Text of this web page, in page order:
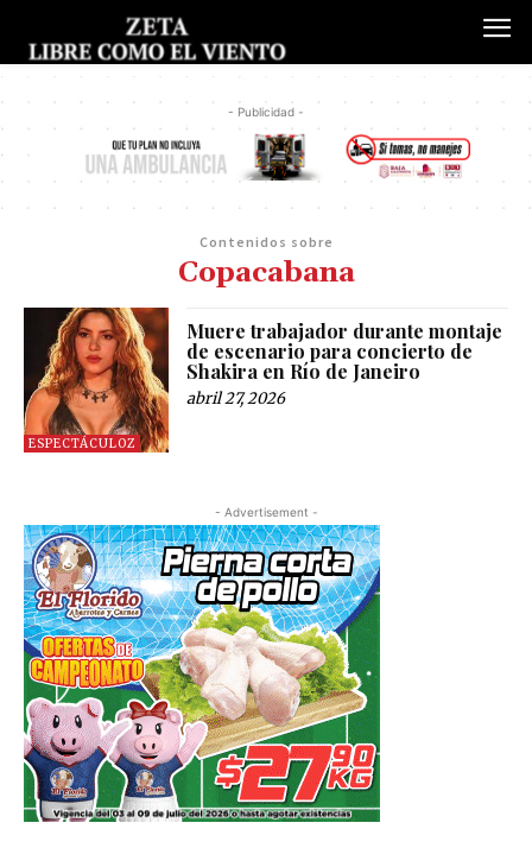
- Publicidad -
Contenidos sobre
Copacabana
ESPECTÁCULOZ
Muere trabajador durante montaje
de escenario para concierto de
Shakira en Río de Janeiro
abril 27, 2026
- Advertisement -